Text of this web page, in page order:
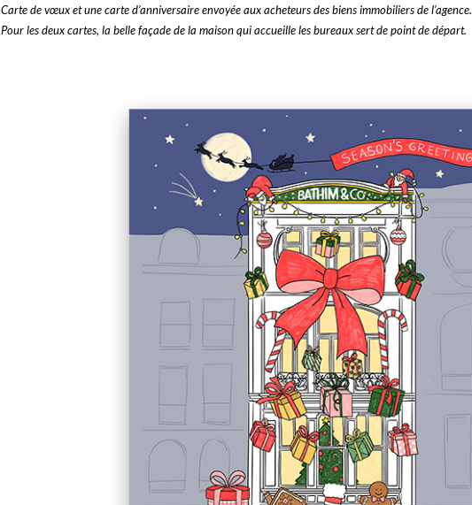
Carte de vœux et une carte d’anniversaire envoyée aux acheteurs des biens immobiliers de l’agence.
Pour les deux cartes, la belle façade de la maison qui accueille les bureaux sert de point de départ.